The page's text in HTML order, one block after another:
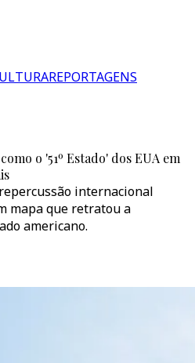
REPORTAGENS
o '51º Estado' dos EUA em
internacional
mapa que retratou a
americano.